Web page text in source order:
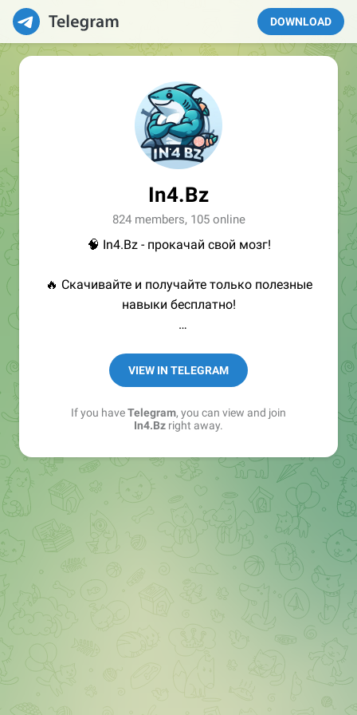
DOWNLOAD
In4.Bz
824 members, 105 online
🧠 In4.Bz - прокачай свой мозг!
🔥 Скачивайте и получайте только полезные
навыки бесплатно!
➖ in4.bz/
➖ https://t.me/in4bz
➖ twitter.com/bz_in4
➖ https://t.me/in4news
VIEW IN TELEGRAM
If you haveTelegram, you can view and join
In4.Bz right away.